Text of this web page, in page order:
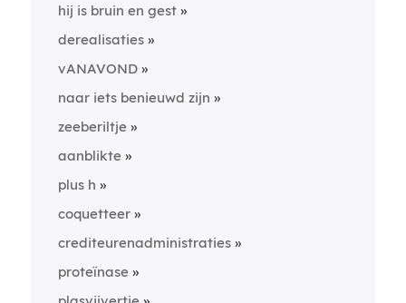
hij is bruin en gest
derealisaties
vANAVOND
naar iets benieuwd zijn
zeeberiltje
aanblikte
plus h
coquetteer
crediteurenadministraties
proteïnase